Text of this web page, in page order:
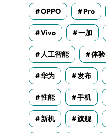
OPPO Pro
Vivo 一加
人工智能 体验
华为 发布
性能 手机
新机 旗舰